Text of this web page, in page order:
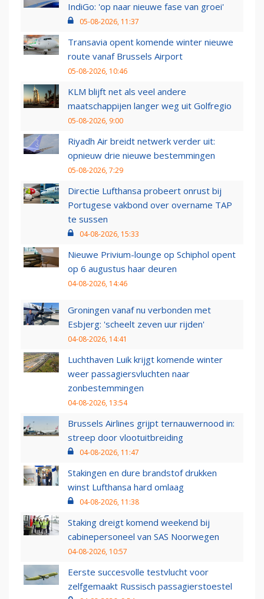
IndiGo: 'op naar nieuwe fase van groei'
05-08-2026, 11:37
Transavia opent komende winter nieuwe
route vanaf Brussels Airport
05-08-2026, 10:46
KLM blijft net als veel andere
maatschappijen langer weg uit Golfregio
05-08-2026, 9:00
Riyadh Air breidt netwerk verder uit:
opnieuw drie nieuwe bestemmingen
05-08-2026, 7:29
Directie Lufthansa probeert onrust bij
Portugese vakbond over overname TAP
te sussen
04-08-2026, 15:33
Nieuwe Privium-lounge op Schiphol opent
op 6 augustus haar deuren
04-08-2026, 14:46
Groningen vanaf nu verbonden met
Esbjerg: 'scheelt zeven uur rijden'
04-08-2026, 14:41
Luchthaven Luik krijgt komende winter
weer passagiersvluchten naar
zonbestemmingen
04-08-2026, 13:54
Brussels Airlines grijpt ternauwernood in:
streep door vlootuitbreiding
04-08-2026, 11:47
Stakingen en dure brandstof drukken
winst Lufthansa hard omlaag
04-08-2026, 11:38
Staking dreigt komend weekend bij
cabinepersoneel van SAS Noorwegen
04-08-2026, 10:57
Eerste succesvolle testvlucht voor
zelfgemaakt Russisch passagierstoestel